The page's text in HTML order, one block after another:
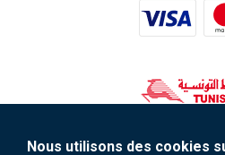
Nous utilisons des cookies